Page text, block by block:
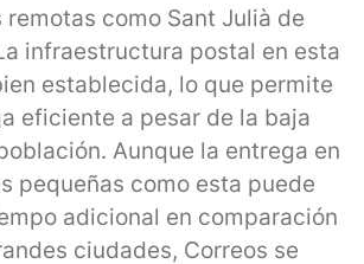
remotas como Sant Julià de
infraestructura postal en esta
establecida, lo que permite
eficiente a pesar de la baja
Aunque la entrega en
pequeñas como esta puede
adicional en comparación
ciudades, Correos se